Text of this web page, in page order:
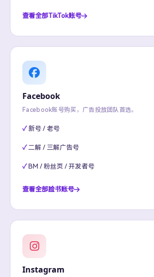
查看全部TikTok账号
Facebook
Facebook账号购买，广告投放团队首选。
新号 / 老号
二解 / 三解广告号
BM / 粉丝页 / 开发者号
查看全部脸书账号
Instagram